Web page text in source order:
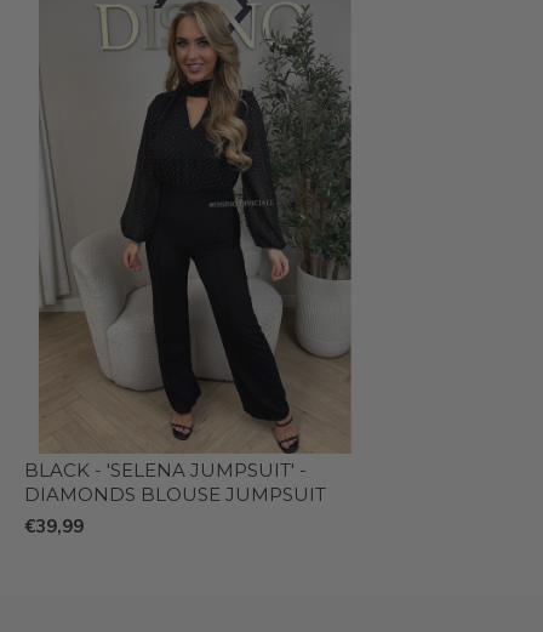
BLACK - 'SELENA JUMPSUIT' -
DIAMONDS BLOUSE JUMPSUIT
€39,99